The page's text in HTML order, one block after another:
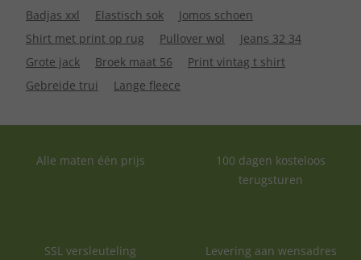
Badjas xxl
Elastisch sok
Jomos schoen
Shirt met print op rug
Pullover wol
Jeans 32 34
Grote jack
Broek maat 56
Print vintag t shirt
Gebreide trui
Lange fleece
Alle maten één prijs
100 dagen kosteloos
terugsturen
SSL versleuteling Levering aan wensadres